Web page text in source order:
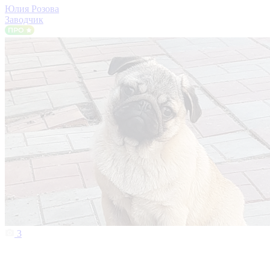
Юлия Розова
Заводчик
3